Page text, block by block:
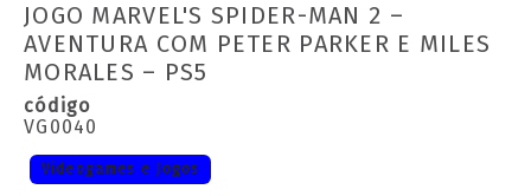
JOGO MARVEL'S SPIDER-MAN 2 –
AVENTURA COM PETER PARKER E MILES
MORALES – PS5
código
VG0040
Vídeogames e Jogos